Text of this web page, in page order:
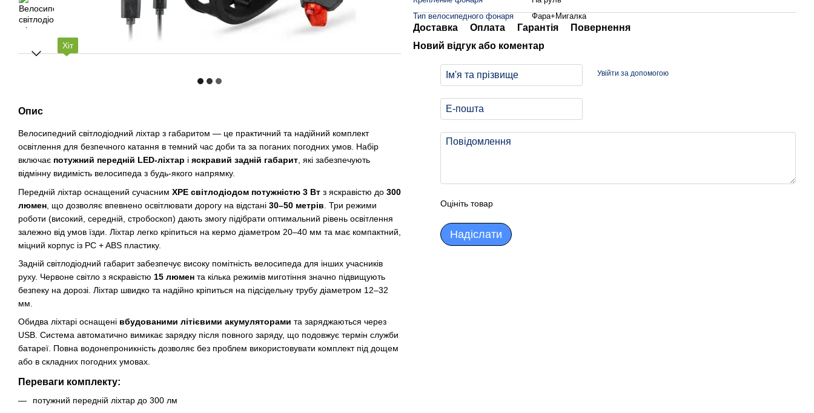
Хіт
Опис
Велосипедний світлодіодний ліхтар з габаритом — це практичний та надійний комплект
освітлення для безпечного катання в темний час доби та за поганих погодних умов. Набір
включає потужний передній LED-ліхтар і яскравий задній габарит, які забезпечують
відмінну видимість велосипеда з будь-якого напрямку.
Передній ліхтар оснащений сучасним XPE світлодіодом потужністю 3 Вт з яскравістю до 300
люмен , що дозволяє впевнено освітлювати дорогу на відстані 30–50 метрів . Три режими
роботи (високий, середній, стробоскоп) дають змогу підібрати оптимальний рівень освітлення
залежно від умов їзди. Ліхтар легко кріпиться на кермо діаметром 20–40 мм та має компактний,
міцний корпус із PC + ABS пластику.
Задній світлодіодний габарит забезпечує високу помітність велосипеда для інших учасників
руху. Червоне світло з яскравістю 15 люмен та кілька режимів миготіння значно підвищують
безпеку на дорозі. Ліхтар швидко та надійно кріпиться на підсідельну трубу діаметром 12–32
мм.
Обидва ліхтарі оснащені вбудованими літієвими акумуляторами та заряджаються через
USB. Система автоматично вимикає зарядку після повного заряду, що подовжує термін служби
батареї. Повна водонепроникність дозволяє без проблем використовувати комплект під дощем
або в складних погодних умовах.
Переваги комплекту:
потужний передній ліхтар до 300 лм
Тип велосипедного фонаря
Фара+Мигалка
Доставка Оплата Гарантія
Повернення
Новий відгук або коментар
Увійти за допомогою
Оцініть товар
Надіслати